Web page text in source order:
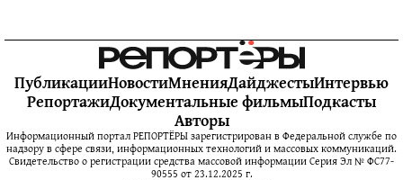
ПубликацииНовостиМненияДайджестыИнтервью
РепортажиДокументальные фильмыПодкасты
Авторы
Информационный портал РЕПОРТЁРЫ зарегистрирован в Федеральной службе по
надзору в сфере связи, информационных технологий и массовых коммуникаций.
Свидетельство о регистрации средства массовой информации Серия Эл № ФС77-
90555 от 23.12.2025 г.